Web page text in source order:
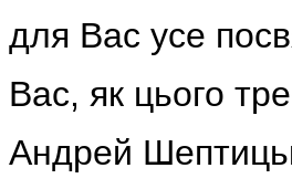
для Вас усе
Вас, як цього
Андрей